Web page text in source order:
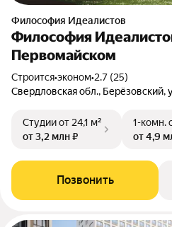
Философия Идеалистов
Философия
Первомайском
Строится•эконом•2.7 (25)
Свердловская обл., Берёзовский,
Студииот 24,1 м²
от 3,2 млн ₽
1-комн.
от 4,9
Позвонить